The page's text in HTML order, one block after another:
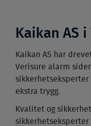
Kaikan AS
Kaikan AS har
Verisure alarm
ekstra trygg.
Kvalitet og